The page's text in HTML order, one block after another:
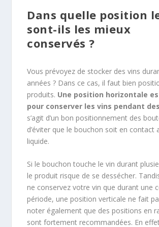
Dans quelle position
sont-ils les mieux
conservés ?
Vous prévoyez de stocker des vins
années ? Dans ce cas, il faut bien
produits. Une position horizontale
pour conserver les vins pendant
s’agit d’un bon positionnement des
d’éviter que le bouchon soit en contact
liquide.
Si le bouchon touche le vin durant
le produit risque de se dessécher.
ne conservez votre vin que durant une
période, une position verticale ne fait
noter également que des positions en
sont fortement recommandées. En